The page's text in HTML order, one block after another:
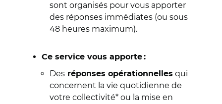
sont organisés pour vous apporter
des réponses immédiates (ou sous
48 heures maximum).
Ce service vous apporte :
Des réponses opérationnelles qui
concernent la vie quotidienne de
votre collectivité* ou la mise en